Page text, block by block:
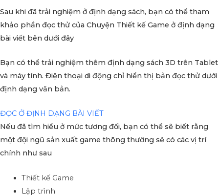
Sau khi đã trải nghiệm ở định dạng sách, bạn có thể tham
khảo phần đọc thử của Chuyện Thiết kế Game ở định dạng
bài viết bên dưới đây
Bạn có thể trải nghiệm thêm định dạng sách 3D trên Tablet
và máy tính. Điện thoại di động chỉ hiển thị bản đọc thử dưới
định dạng văn bản.
ĐỌC Ở ĐỊNH DẠNG BÀI VIẾT
Nếu đã tìm hiểu ở mức tương đối, bạn có thể sẽ biết rằng
một đội ngũ sản xuất game thông thường sẽ có các vị trí
chính như sau
Thiết kế Game
Lập trình